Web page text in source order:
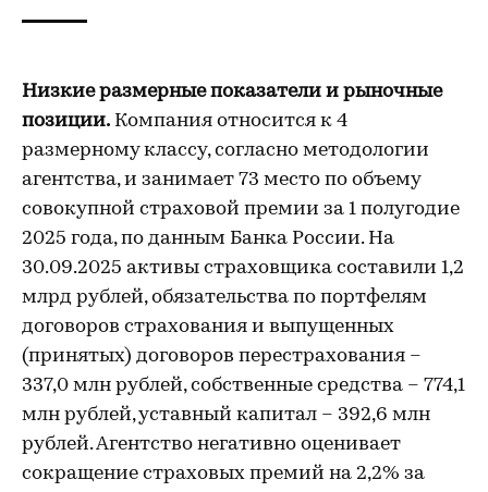
Низкие размерные показатели и рыночные
позиции. Компания относится к 4
размерному классу, согласно методологии
агентства, и занимает 73 место по объему
совокупной страховой премии за 1 полугодие
2025 года, по данным Банка России. На
30.09.2025 активы страховщика составили 1,2
млрд рублей, обязательства по портфелям
договоров страхования и выпущенных
(принятых) договоров перестрахования –
337,0 млн рублей, собственные средства – 774,1
млн рублей, уставный капитал – 392,6 млн
рублей. Агентство негативно оценивает
сокращение страховых премий на 2,2% за